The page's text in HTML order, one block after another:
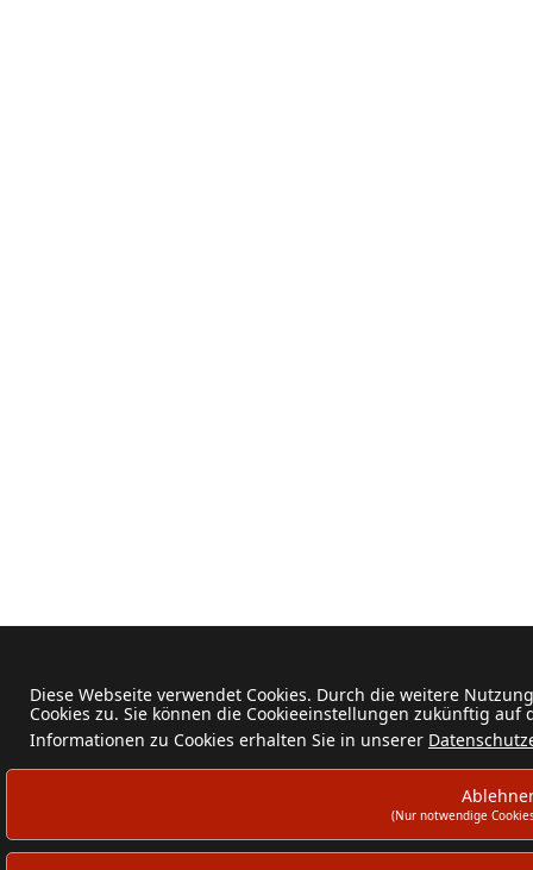
Diese Webseite verwendet Cookies. Durch die weitere
Cookies zu. Sie können die Cookieeinstellungen zukünftig
Informationen zu Cookies erhalten Sie in unserer
(Nur notwendige